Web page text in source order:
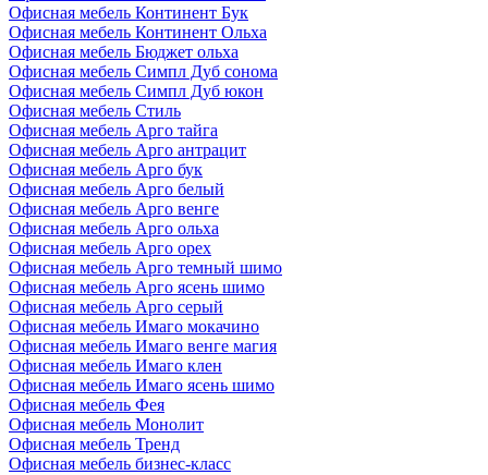
Офисная мебель Континент Бук
Офисная мебель Континент Ольха
Офисная мебель Бюджет ольха
Офисная мебель Симпл Дуб сонома
Офисная мебель Симпл Дуб юкон
Офисная мебель Стиль
Офисная мебель Арго тайга
Офисная мебель Арго антрацит
Офисная мебель Арго бук
Офисная мебель Арго белый
Офисная мебель Арго венге
Офисная мебель Арго ольха
Офисная мебель Арго орех
Офисная мебель Арго темный шимо
Офисная мебель Арго ясень шимо
Офисная мебель Арго серый
Офисная мебель Имаго мокачино
Офисная мебель Имаго венге магия
Офисная мебель Имаго клен
Офисная мебель Имаго ясень шимо
Офисная мебель Фея
Офисная мебель Монолит
Офисная мебель Тренд
Офисная мебель бизнес-класс